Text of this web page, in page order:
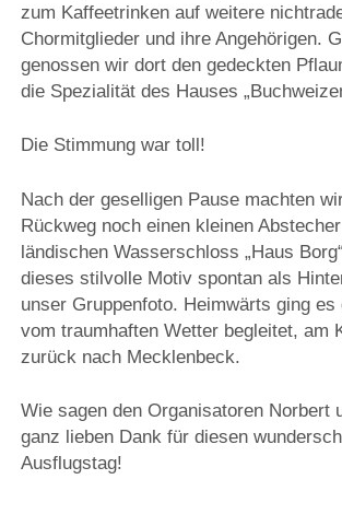
zum Kaffeetrinken auf weitere
Chormitglieder und ihre Angehörigen.
genossen wir dort den gedeckten
die Spezialität des Hauses
Die Stimmung war toll!
Nach der geselligen Pause machten
Rückweg noch einen kleinen
ländischen Wasserschloss „Haus
dieses stilvolle Motiv spontan als
unser Gruppenfoto. Heimwärts ging es
vom traumhaften Wetter begleitet, am
zurück nach Mecklenbeck.
Wie sagen den Organisatoren Norbert
ganz lieben Dank für diesen
Ausflugstag!